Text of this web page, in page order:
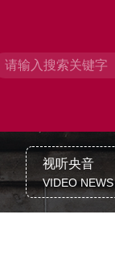
视听央音
VIDEO NEWS